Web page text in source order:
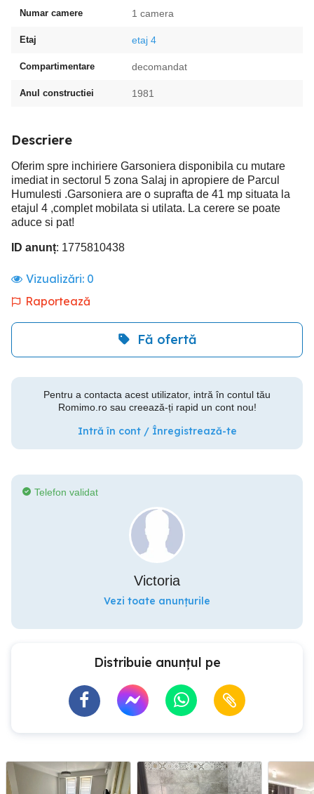
Numar camere 1 camera
Etaj etaj 4
Compartimentare decomandat
Anul constructiei 1981
Descriere
Oferim spre inchiriere Garsoniera disponibila cu mutare
imediat in sectorul 5 zona Salaj in apropiere de Parcul
Humulesti .Garsoniera are o suprafta de 41 mp situata la
etajul 4 ,complet mobilata si utilata. La cerere se poate
aduce si pat!
ID anunț: 1775810438
Vizualizări: 0
Raportează
Fă ofertă
Pentru a contacta acest utilizator, intră în contul tău
Romimo.ro sau creează-ți rapid un cont nou!
Intră în cont / Înregistrează-te
Telefon validat
Victoria
Vezi toate anunțurile
Distribuie anunțul pe